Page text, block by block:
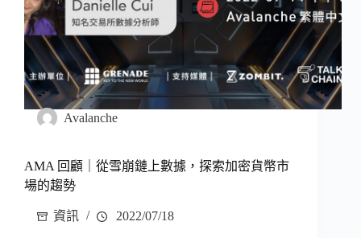
Avalanche
AMA 回顧｜從雪崩鏈上數據，探索加密貨幣市
場的趨勢
資訊 2022/07/18